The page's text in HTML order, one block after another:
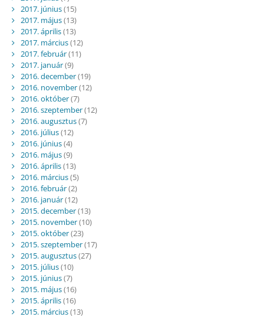
2017. június(15)
2017. május(13)
2017. április(13)
2017. március(12)
2017. február(11)
2017. január(9)
2016. december(19)
2016. november(12)
2016. október(7)
2016. szeptember(12)
2016. augusztus(7)
2016. július(12)
2016. június(4)
2016. május(9)
2016. április(13)
2016. március(5)
2016. február(2)
2016. január(12)
2015. december(13)
2015. november(10)
2015. október(23)
2015. szeptember(17)
2015. augusztus(27)
2015. július(10)
2015. június(7)
2015. május(16)
2015. április(16)
2015. március(13)